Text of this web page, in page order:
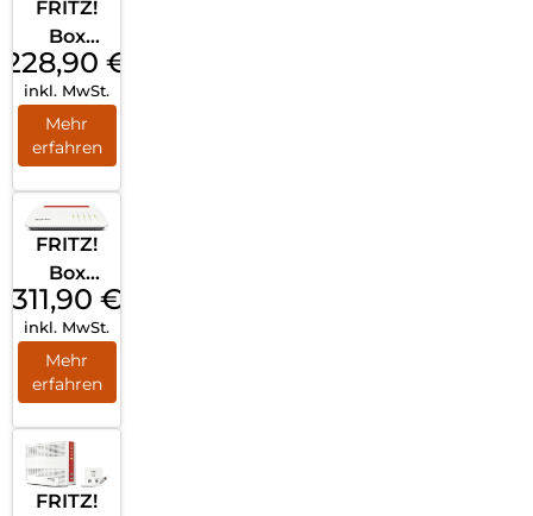
FRITZ!
Box
5530
Glasfase
r Weiß
228,90 €
inkl. MwSt.
Mehr
erfahren
FRITZ!
Box
5590
Fiber
Weiß
311,90 €
inkl. MwSt.
Mehr
erfahren
FRITZ!